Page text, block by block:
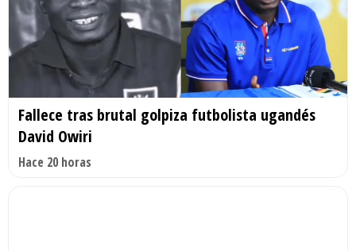
Fallece tras brutal golpiza futbolista ugandés
David Owiri
Hace 20 horas